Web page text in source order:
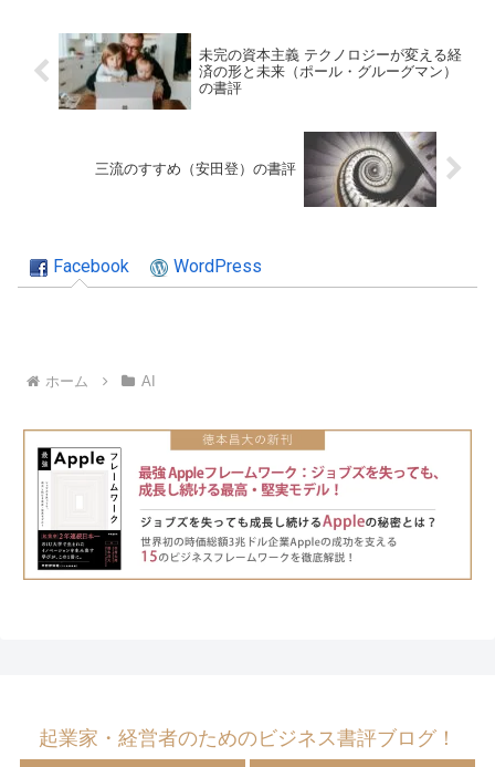
未完の資本主義 テクノロジーが変える経
済の形と未来（ポール・グルーグマン）
の書評
三流のすすめ（安田登）の書評
Facebook WordPress
ホーム AI
起業家・経営者のためのビジネス書評ブログ！